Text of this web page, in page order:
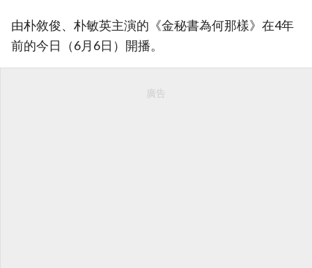
由朴敘俊、朴敏英主演的《金秘書為何那樣》在4年
前的今日（6月6日）開播。
廣告